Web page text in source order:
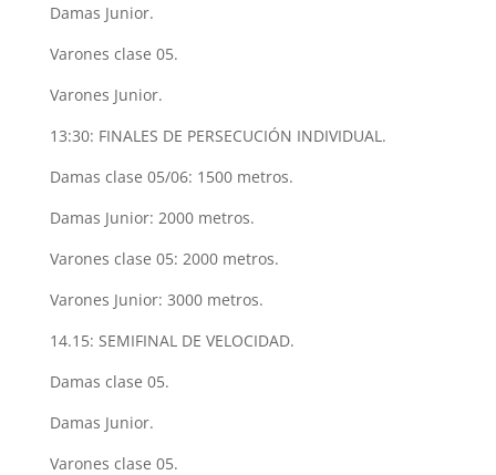
Damas Junior.
Varones clase 05.
Varones Junior.
13:30: FINALES DE PERSECUCIÓN INDIVIDUAL.
Damas clase 05/06: 1500 metros.
Damas Junior: 2000 metros.
Varones clase 05: 2000 metros.
Varones Junior: 3000 metros.
14.15: SEMIFINAL DE VELOCIDAD.
Damas clase 05.
Damas Junior.
Varones clase 05.